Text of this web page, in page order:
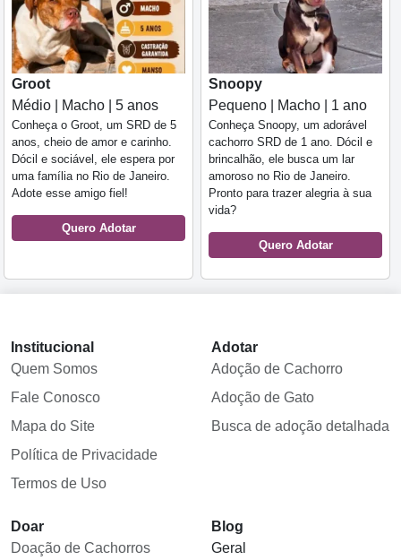
Groot
Médio | Macho | 5 anos
Conheça o Groot, um SRD de 5
anos, cheio de amor e carinho.
Dócil e sociável, ele espera por
uma família no Rio de Janeiro.
Adote esse amigo fiel!
Quero Adotar
Snoopy
Pequeno | Macho | 1 ano
Conheça Snoopy, um adorável
cachorro SRD de 1 ano. Dócil e
brincalhão, ele busca um lar
amoroso no Rio de Janeiro.
Pronto para trazer alegria à sua
vida?
Quero Adotar
Institucional
Quem Somos
Fale Conosco
Mapa do Site
Política de Privacidade
Termos de Uso
Adotar
Adoção de Cachorro
Adoção de Gato
Busca de adoção detalhada
Doar
Doação de Cachorros
Blog
Geral